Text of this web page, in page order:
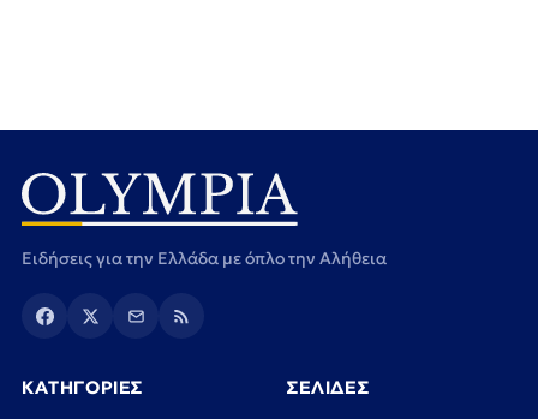
Ειδήσεις για την Ελλάδα με όπλο την Αλήθεια
ΚΑΤΗΓΟΡΙΕΣ ΣΕΛΙΔΕΣ